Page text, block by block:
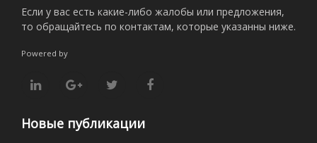
Если у вас есть какие-либо жалобы или предложения,
то обращайтесь по контактам, которые указанны ниже.
Powered by
Новые публикации